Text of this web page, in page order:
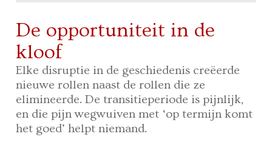
De opportuniteit in de
kloof
Elke disruptie in de geschiedenis creëerde
nieuwe rollen naast de rollen die ze
elimineerde. De transitieperiode is pijnlijk,
en die pijn wegwuiven met ‘op termijn komt
het goed’ helpt niemand.